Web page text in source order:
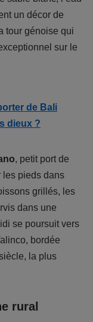
un décor de
tour génoise qui
sur le
de Bali
dieux ?
, petit port de
les pieds dans
grillés, les
dans une
se poursuit vers
bordée
la plus
rural